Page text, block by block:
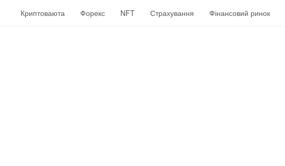
Криптоваюта Форекс NFT Страхування Фінансовий ринок